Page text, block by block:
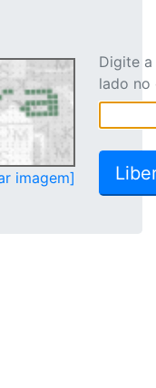
imagem]
Digite
lado no